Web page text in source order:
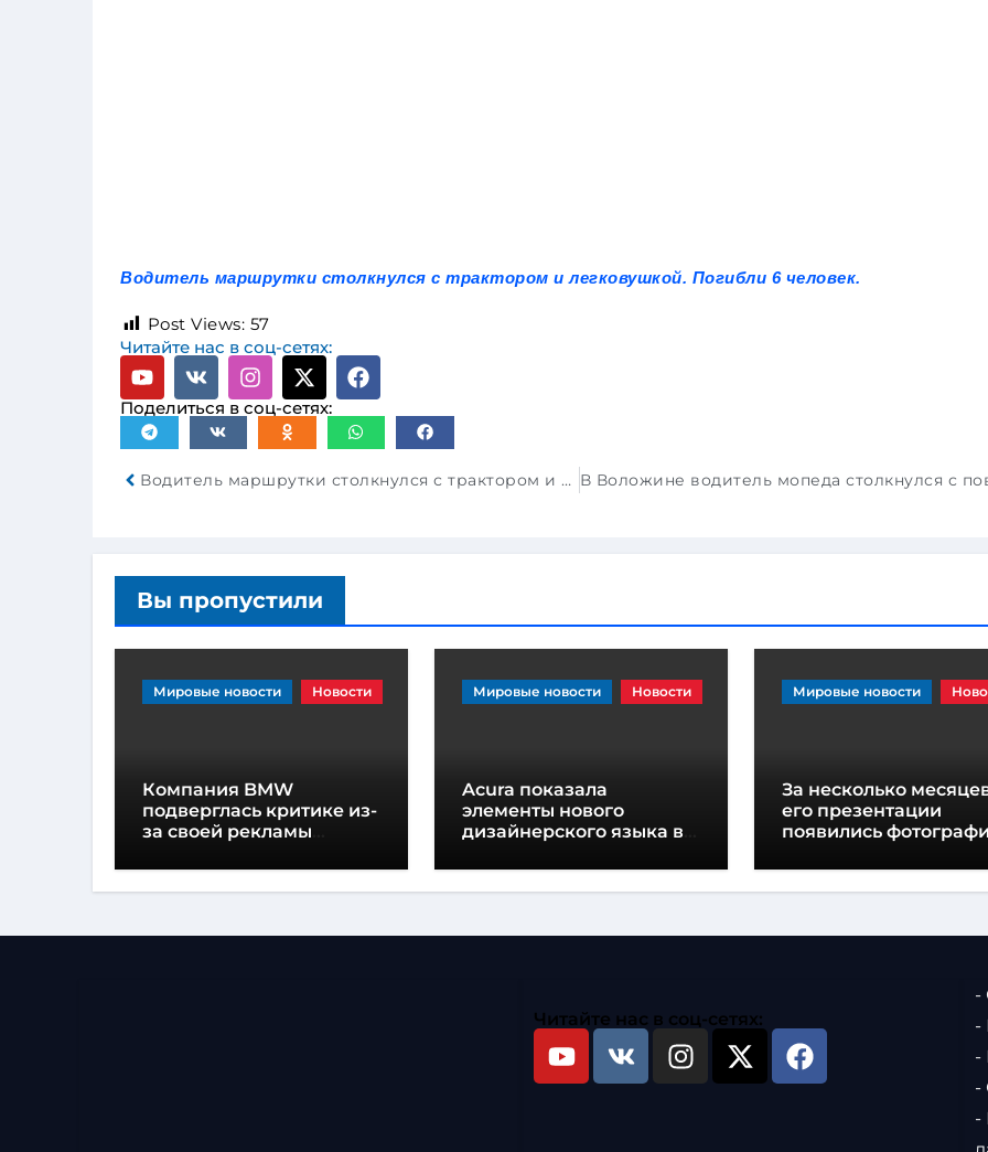
Водитель маршрутки столкнулся с трактором и легковушкой. Погибли 6 человек.
Post Views: 57
Читайте нас в соц-сетях:
Поделиться в соц-сетях:
Водитель маршрутки столкнулся с трактором и легковушкой. Погибли 6 человек. Завершено расследование
Вы пропустили
Мировые новости Новости
Компания BMW
подверглась критике из-
за своей рекламы
автомобиля
Мировые новости Новости
Acura показала
элементы нового
дизайнерского языка в
презентации концепт-
кара
Мировые новости
За несколько
его презентации
появились
Читайте нас в соц-сетях:
-
-
-
-
-